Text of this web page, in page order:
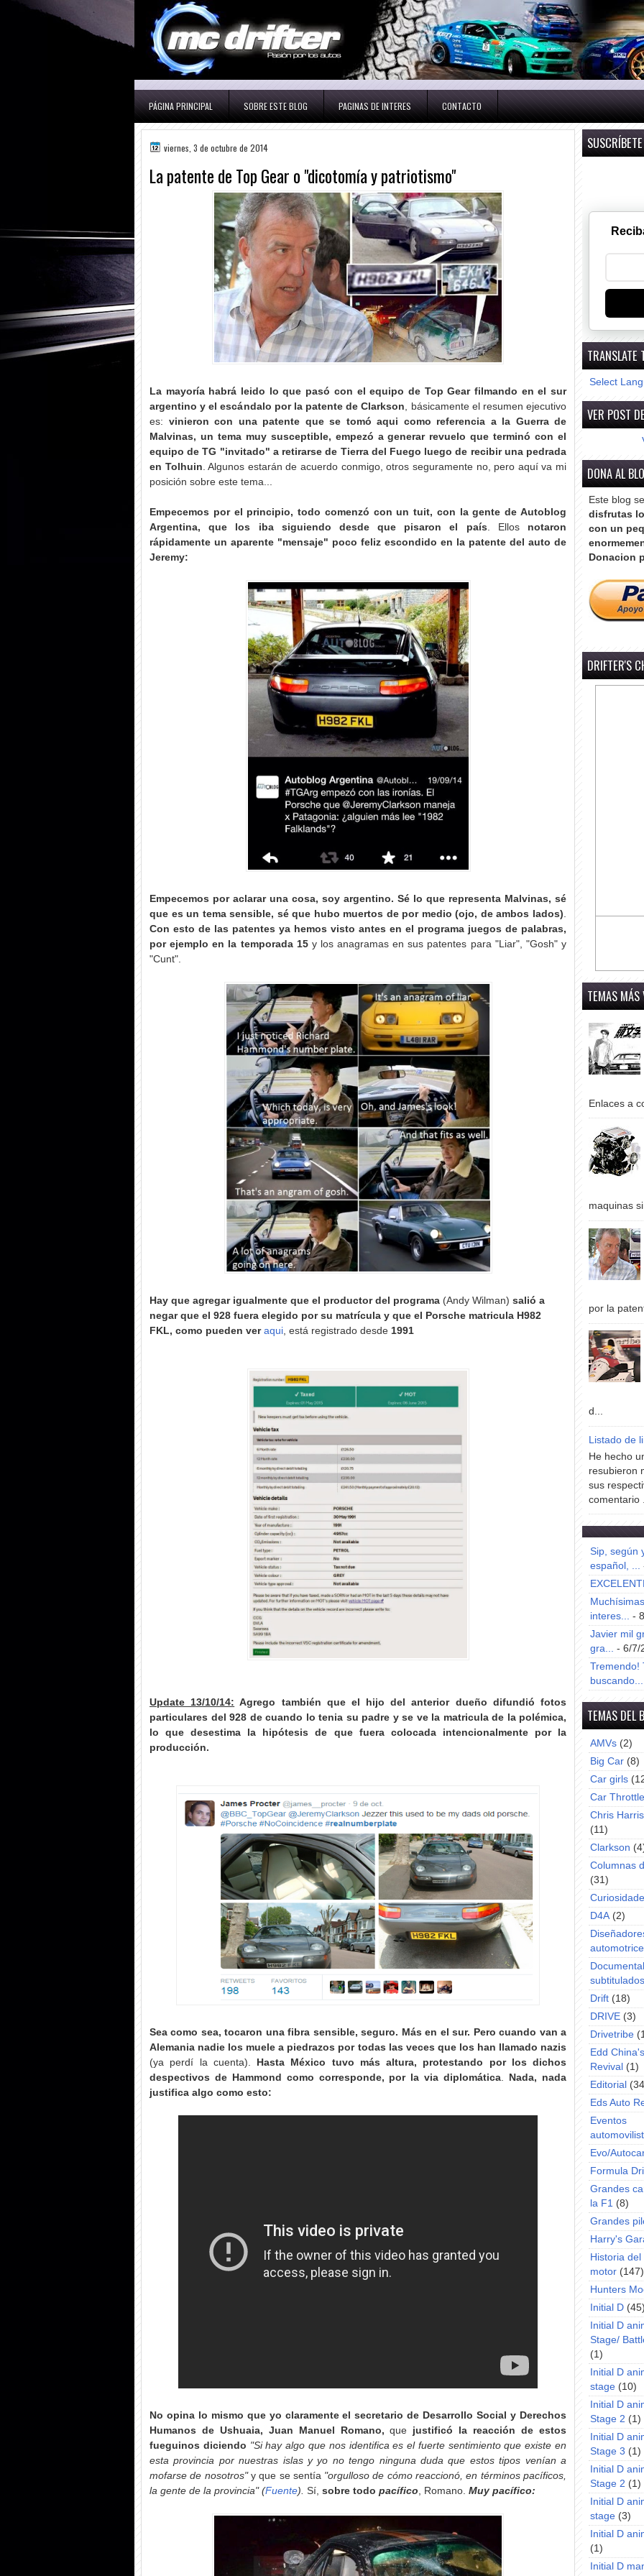
PÁGINA PRINCIPAL SOBRE ESTE BLOG PAGINAS DE INTERES CONTACTO
viernes, 3 de octubre de 2014
La patente de Top Gear o "dicotomía y patriotismo"
La mayoría habrá leido lo que pasó con el equipo de Top Gear filmando en el sur
argentino y el escándalo por la patente de Clarkson , básicamente el resumen ejecutivo
es: vinieron con una patente que se tomó aqui como referencia a la Guerra de
Malvinas, un tema muy susceptible, empezó a generar revuelo que terminó con el
equipo de TG "invitado" a retirarse de Tierra del Fuego luego de recibir una pedrada
en Tolhuin . Algunos estarán de acuerdo conmigo, otros seguramente no, pero aquí va mi
posición sobre este tema...
Empecemos por el principio, todo comenzó con un tuit, con la gente de Autoblog
Argentina, que los iba siguiendo desde que pisaron el país . Ellos notaron
rápidamente un aparente "mensaje" poco feliz escondido en la patente del auto de
Jeremy:
Empecemos por aclarar una cosa, soy argentino. Sé lo que representa Malvinas, sé
que es un tema sensible, sé que hubo muertos de por medio (ojo, de ambos lados)
Con esto de las patentes ya hemos visto antes en el programa juegos de palabras,
por ejemplo en la temporada 15 y los anagramas en sus patentes para "Liar", "Gosh" y
"Cunt".
Hay que agregar igualmente que el productor del programa (Andy Wilman) salió a
negar que el 928 fuera elegido por su matrícula y que el Porsche matricula H982
FKL, como pueden ver aqui , está registrado desde 1991
Update 13/10/14: Agrego también que el hijo del anterior dueño difundió fotos
particulares del 928 de cuando lo tenia su padre y se ve la matricula de la polémica,
lo que desestima la hipótesis de que fuera colocada intencionalmente por la
producción.
Sea como sea, tocaron una fibra sensible, seguro. Más en el sur. Pero cuando van a
Alemania nadie los muele a piedrazos por todas las veces que los han llamado nazis
(ya perdí la cuenta).
Hasta México tuvo más altura, protestando por los dichos
despectivos de Hammond como corresponde, por la via diplomática
Nada, nada
justifica algo como esto:
No opina lo mismo que yo claramente el secretario de Desarrollo Social y Derechos
Humanos de Ushuaia, Juan Manuel Romano, que justificó la reacción de estos
fueguinos diciendo "Si hay algo que nos identifica es el fuerte sentimiento que existe en
esta provincia por nuestras islas y yo no tengo ninguna duda que estos tipos venían a
mofarse de nosotros" y que se sentía "orgulloso de cómo reaccionó, en términos pacíficos,
la gente de la provincia" (Fuente). Sí, sobre todo pacífico , Romano. Muy pacífico:
TRANSLATE
Select
VER POST
DONA AL
Este blog
disfrutas
con un
Donacion
DRIFTER'S
TEMAS MÁS
Enlaces a
maquinas
por la
d...
Listado de
He hecho
resubieron
sus
comentario
Sip, según
español, ...
interes... -
Javier mil
gra... - 6/7/
Tremendo!
buscando...
TEMAS DEL
AMVs (2)
Big Car (8)
Car girls
Car Throttle
Chris
(11)
Clarkson
Columnas
(31)
D4A (2)
subtitulados
Drift (18)
DRIVE (3)
Drivetribe
Edd
Revival (1)
Editorial
Eds Auto
Eventos
Evo/
Formula
Grandes
la F1 (8)
Grandes
Harry's
Historia
motor (147)
Hunters
Initial D
Initial D
Stage/
(1)
Initial D
stage (10)
Initial D
Stage 2 (1)
Initial D
Stage 3 (1)
Initial D
Stage 2 (1)
Initial D
stage (3)
Initial D
(1)
Initial D